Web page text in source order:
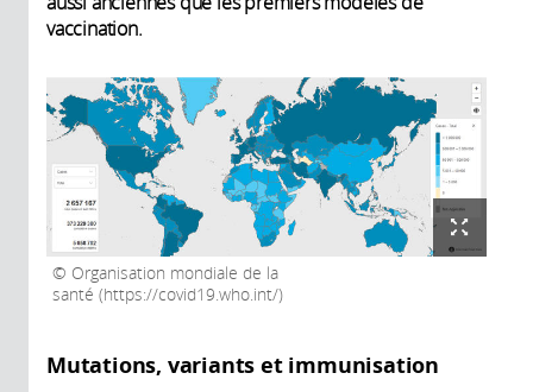
vaccination.
Organisation mondiale de la
santé (https://covid19.who.int/)
Mutations, variants et immunisation